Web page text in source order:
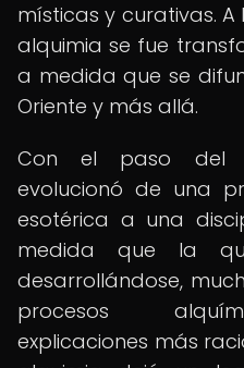
místicas y curativas.
alquimia se fue
a medida que se
Oriente y más allá.
Con el paso del
evolucionó de una
esotérica a una
medida que la
desarrollándose,
procesos
explicaciones más